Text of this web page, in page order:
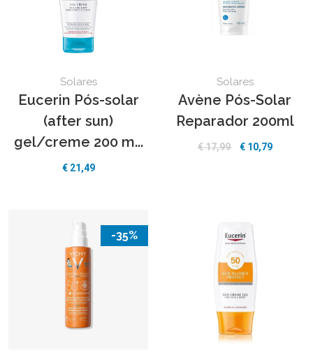
Solares
Eucerin Pós-solar
(after sun)
gel/creme 200 m...
€ 21,49
Solares
Avène Pós-Solar
Reparador 200ml
€17,99 € 10,79
-35%